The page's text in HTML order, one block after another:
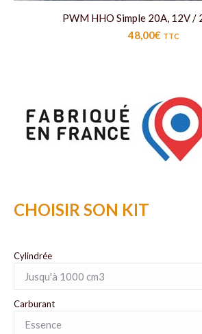
PWM HHO Simple 20A, 12V /
48,00€ TTC
CHOISIR SON KIT
Cylindrée
Carburant